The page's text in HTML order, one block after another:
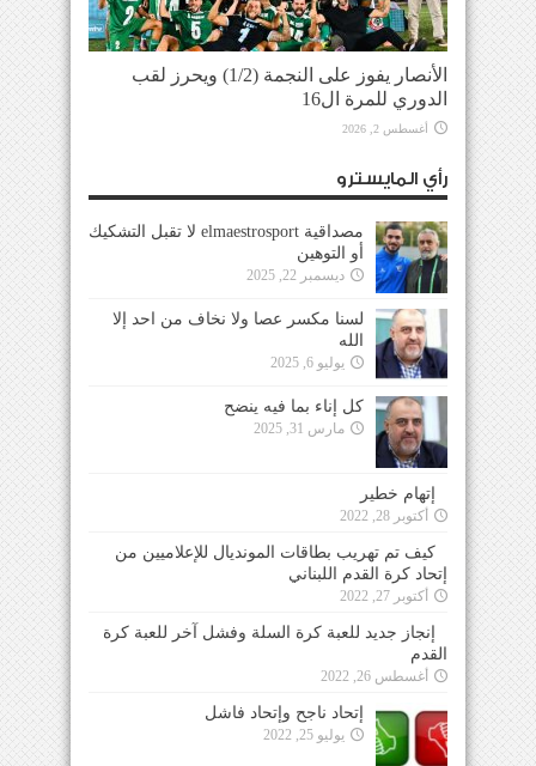
الأنصار يفوز على النجمة (1/2) ويحرز لقب
الدوري للمرة ال16
أغسطس 2, 2026
رأي المايسترو
مصداقية elmaestrosport لا تقبل التشكيك
أو التوهين
ديسمبر 22, 2025
لسنا مكسر عصا ولا نخاف من احد إلا
الله
يوليو 6, 2025
كل إناء بما فيه ينضح
مارس 31, 2025
إتهام خطير
أكتوبر 28, 2022
كيف تم تهريب بطاقات المونديال للإعلاميين من
إتحاد كرة القدم اللبناني
أكتوبر 27, 2022
إنجاز جديد للعبة كرة السلة وفشل آخر للعبة كرة
القدم
أغسطس 26, 2022
إتحاد ناجح وإتحاد فاشل
يوليو 25, 2022